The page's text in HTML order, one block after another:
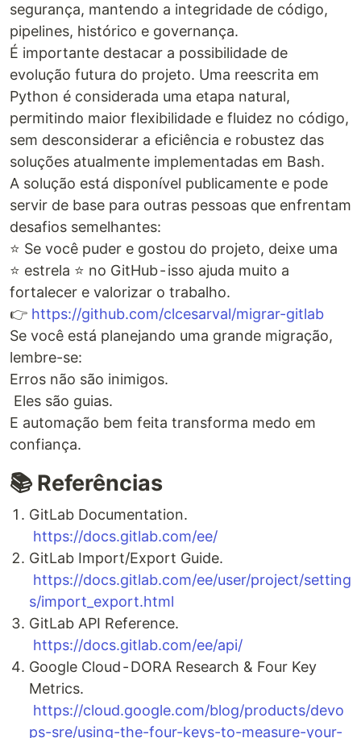
segurança, mantendo a integridade de código,
pipelines, histórico e governança.
É importante destacar a possibilidade de
evolução futura do projeto. Uma reescrita em
Python é considerada uma etapa natural,
permitindo maior flexibilidade e fluidez no código,
sem desconsiderar a eficiência e robustez das
soluções atualmente implementadas em Bash.
A solução está disponível publicamente e pode
servir de base para outras pessoas que enfrentam
desafios semelhantes:
⭐ Se você puder e gostou do projeto, deixe uma
⭐ estrela ⭐ no GitHub - isso ajuda muito a
fortalecer e valorizar o trabalho.
👉 https://github.com/clcesarval/migrar-gitlab
Se você está planejando uma grande migração,
lembre-se:
Erros não são inimigos.
Eles são guias.
E automação bem feita transforma medo em
confiança.
📚 Referências
GitLab Documentation.
https://docs.gitlab.com/ee/
GitLab Import/Export Guide.
https://docs.gitlab.com/ee/user/project/setting
s/import_export.html
GitLab API Reference.
https://docs.gitlab.com/ee/api/
Google Cloud - DORA Research & Four Key
Metrics.
https://cloud.google.com/blog/products/devo
ps-sre/using-the-four-keys-to-measure-your-